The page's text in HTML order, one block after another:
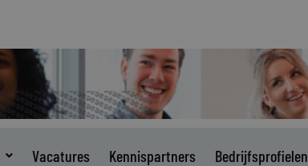
Vacatures Kennispartners Bedrijfsprofielen